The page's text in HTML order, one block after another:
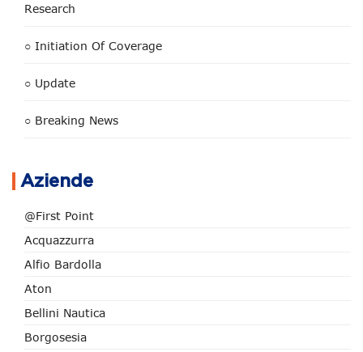
Research
○ Initiation Of Coverage
○ Update
○ Breaking News
Aziende
@First Point
Acquazzurra
Alfio Bardolla
Aton
Bellini Nautica
Borgosesia